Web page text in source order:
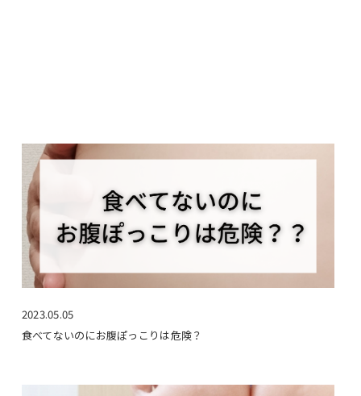
2023.05.05
食べてないのにお腹ぽっこりは危険？